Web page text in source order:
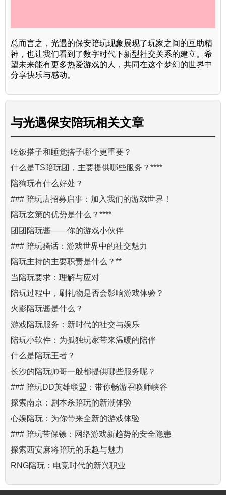
总而言之，光遇的保安陪玩现象展现了玩家之间的互助精
神，也让我们看到了数字时代下新型社交关系的建立。希
望未来能有更多热爱游戏的人，共同在这个梦幻的世界中
分享快乐与感动。
与光遇保安陪玩相关文章
吃饭搭子和睡觉搭子哪个更重要？
什么是TS陪玩团，主要提供哪些服务？****
陪狗玩有什么好处？
### 陪玩店招募启事：加入我们的游戏世界！
陪玩玄策的优势是什么？****
团团陪玩酱——你的游戏小伙伴
### 陪玩骚话：游戏世界中的社交魅力
陪玩主持的主要职责是什么？**
当陪玩要求：理解与应对
陪玩过程中，刷礼物是否会影响游戏体验？
火影陪玩酱是什么？
游戏陪玩服务：新时代的社交与娱乐
陪玩小软件：为孤独玩家带来温暖的陪伴
什么是陪玩王者？
长沙的陪玩帅哥一般都提供哪些服务呢？
### 陪玩DD英雄联盟：带你畅游召唤师峡谷
探索南京：剧本杀陪玩的新潮体验
心娱陪玩：为你带来全新的游戏体验
### 陪玩带保镖：网络游戏新趋势的安全隐患
探索西安麻将陪玩的乐趣与魅力
RNG陪玩：电竞时代的新兴职业